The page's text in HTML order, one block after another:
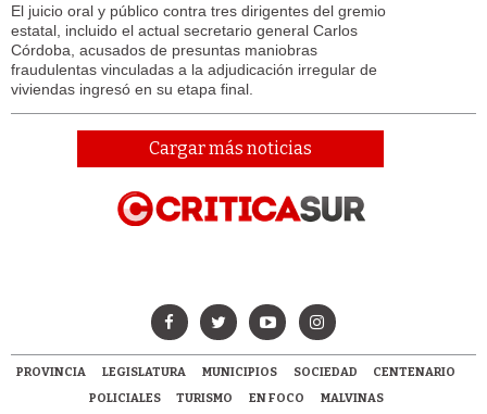
El juicio oral y público contra tres dirigentes del gremio
estatal, incluido el actual secretario general Carlos
Córdoba, acusados de presuntas maniobras
fraudulentas vinculadas a la adjudicación irregular de
viviendas ingresó en su etapa final.
Cargar más noticias
PROVINCIA LEGISLATURA MUNICIPIOS SOCIEDAD
CENTENARIO
POLICIALES
TURISMO EN FOCO MALVINAS